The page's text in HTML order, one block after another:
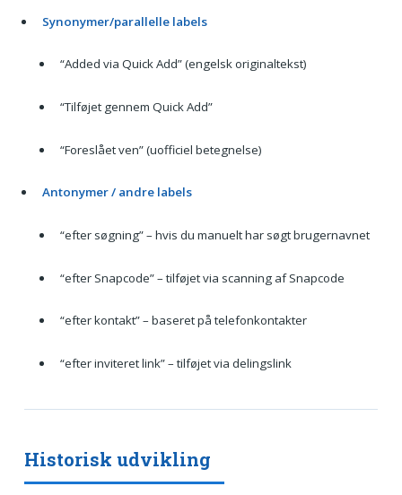
Synonymer/parallelle labels
“Added via Quick Add” (engelsk originaltekst)
“Tilføjet gennem Quick Add”
“Foreslået ven” (uofficiel betegnelse)
Antonymer / andre labels
“efter søgning” – hvis du manuelt har søgt brugernavnet
“efter Snapcode” – tilføjet via scanning af Snapcode
“efter kontakt” – baseret på telefonkontakter
“efter inviteret link” – tilføjet via delingslink
Historisk udvikling